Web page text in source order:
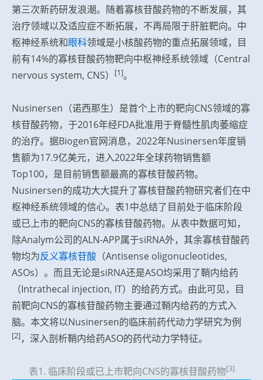
第三次新药研发浪潮。随着寡核苷酸药物的不断发展，其
治疗领域以及适应症不断拓展，不再局限于肝脏靶向。中
枢神经系统和眼科领域是小核酸药物的重点拓展领域，目
前有14%的寡核苷酸药物靶向中枢神经系统领域（Central
nervous system, CNS）
[1]。
Nusinersen（诺西那生）是首个上市的靶向CNS领域的寡
核苷酸药物，于2016年经FDA批准用于脊髓性肌肉萎缩症
的治疗。据Biogen官网消息，2022年Nusinersen年度销
售额为17.9亿美元，进入2022年全球药物销售额
Top100，是目前销售额最高的寡核苷酸药物。
Nusinersen的成功大大提升了寡核苷酸药物研究者们在中
枢神经系统领域的信心。表1中总结了目前处于临床阶段
或已上市的靶向CNS的寡核苷酸药物。从表中数据可知，
除Analym公司的ALN-APP属于siRNA外，其余寡核苷酸药
物均为反义寡核苷酸 （Antisense oligonucleotides,
ASOs）。而且无论是siRNA还是ASO均采用了鞘内给药
（Intrathecal injection, IT）的给药方式。由此可见，目
前靶向CNS的寡核苷酸药物主要通过鞘内给药的方式入
脑。本文将以Nusinersen的临床前药代动力学研究为例
[2]，深入剖析鞘内给药ASO的药代动力学特征。
表1. 临床阶段或已上市靶向CNS的寡核苷酸药物[3]